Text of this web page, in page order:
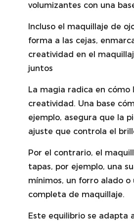
volumizantes con una
Incluso el maquillaje de
forma a las cejas,
creatividad en el
juntos
La magia radica en cómo
creatividad. Una base
ejemplo, asegura que la
ajuste que controla el
Por el contrario, el
tapas, por ejemplo, una
mínimos, un forro alado
completa de maquillaje.
Este equilibrio se adapta